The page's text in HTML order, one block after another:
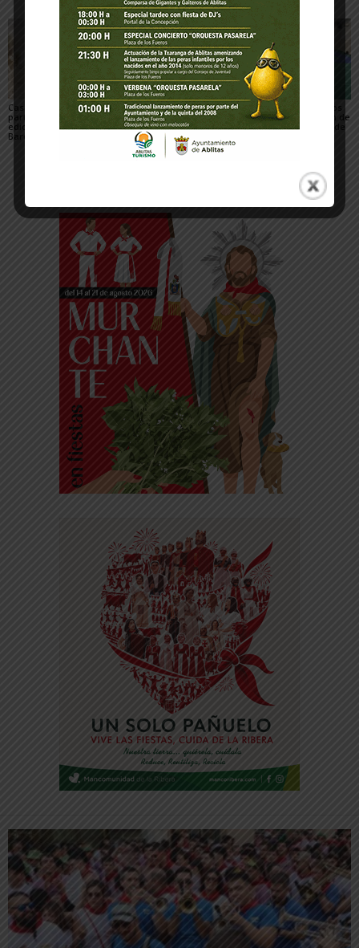
Casi 800 ciclistas
participaron en la 27ª
edición de la Extreme
Bardenas de Arguedas
El Club de piragüismo
Ebrokayak de Tudela
brilla en el Campeonato
de España de Ríos en el
Cinca
Tres judocas navarros
del Gimnasio Shogun de
Fitero, en el campus de